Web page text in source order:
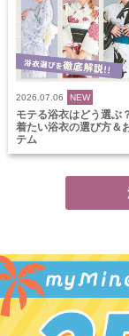
2026.07.06 NEW
モテる浴衣はどう選ぶ
着たい浴衣の選び方＆
テム